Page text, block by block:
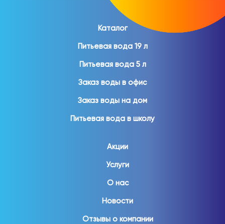
Каталог
Питьевая вода 19 л
Питьевая вода 5 л
Заказ воды в офис
Заказ воды на дом
Питьевая вода в школу
Акции
Услуги
О нас
Новости
Отзывы о компании